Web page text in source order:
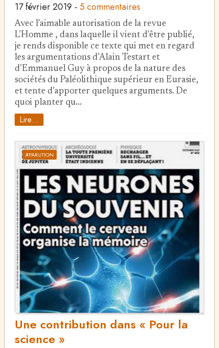
17 février 2019 - 5 commentaires
Avec l'aimable autorisation de la revue
L'Homme , dans laquelle il vient d'être publié,
je rends disponible ce texte qui met en regard
les argumentations d'Alain Testart et
d'Emmanuel Guy à propos de la nature des
sociétés du Paléolithique supérieur en Eurasie,
et tente d'apporter quelques arguments. De
quoi planter qu…
Lire...
#PARUTION
Une contribution dans « Pour la
science »